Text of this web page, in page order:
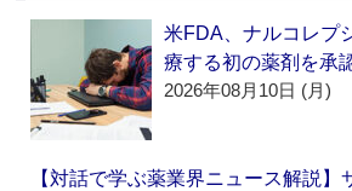
米FDA、ナルコレプ
療する初の薬剤を承
2026年08月10日 (月)
【対話で学ぶ薬業界ニュース解説